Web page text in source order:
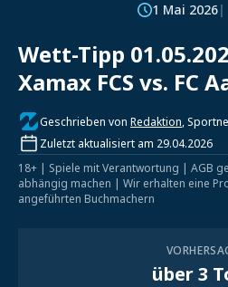
1 Mai 2026
Wett-Tipp
Xamax FCS vs. FC
Geschrieben von Redaktion,
Zuletzt aktualisiert am 29.04.2026
18+ | Spiele mit Verantwortung | AGB
abhängig machen | Wir erhalten eine
angeführten Buchmachern
über 3